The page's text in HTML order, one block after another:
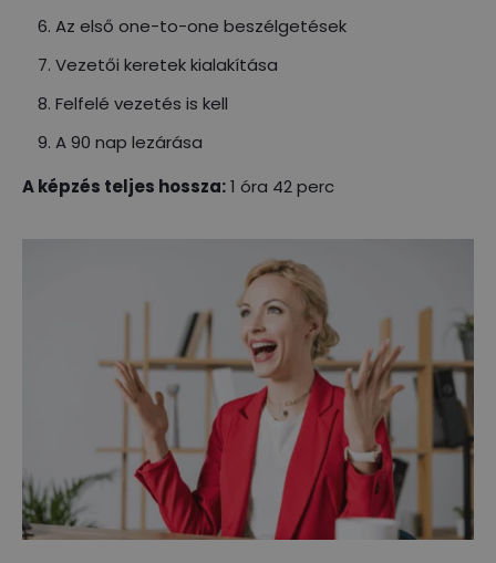
Az első one-to-one beszélgetések
Vezetői keretek kialakítása
Felfelé vezetés is kell
A 90 nap lezárása
A képzés teljes hossza:1 óra 42 perc